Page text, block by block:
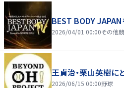
BEST BODY JAPAN
2026/04/01 00:00その他
王貞治・栗山英樹に
2026/06/15 00:00野球